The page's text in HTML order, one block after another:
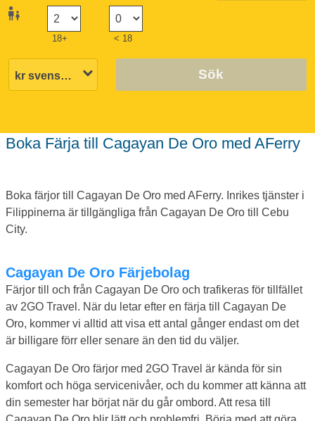
18+ < 18
Sök
Boka Färja till Cagayan De Oro med AFerry
Boka färjor till Cagayan De Oro med AFerry. Inrikes tjänster i
Filippinerna är tillgängliga från Cagayan De Oro till Cebu
City.
Cagayan De Oro Färjebolag
Färjor till och från Cagayan De Oro och trafikeras för tillfället
av 2GO Travel. När du letar efter en färja till Cagayan De
Oro, kommer vi alltid att visa ett antal gånger endast om det
är billigare förr eller senare än den tid du väljer.
Cagayan De Oro färjor med 2GO Travel är kända för sin
komfort och höga servicenivåer, och du kommer att känna att
din semester har börjat när du går ombord. Att resa till